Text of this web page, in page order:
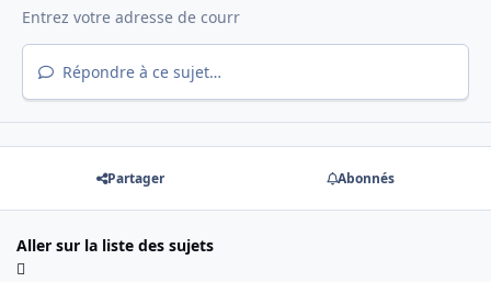
Répondre à ce sujet…
Partager Abonnés
Aller sur la liste des sujets